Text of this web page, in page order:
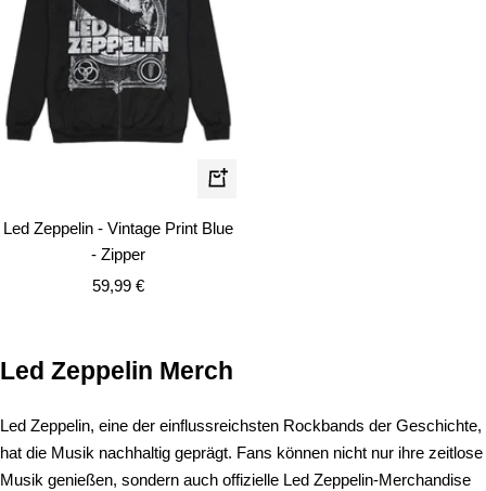
Schnellansicht
Led Zeppelin - Vintage Print Blue
- Zipper
Angebotspreis
59,99 €
Led Zeppelin Merch
Led Zeppelin, eine der einflussreichsten Rockbands der Geschichte,
hat die Musik nachhaltig geprägt. Fans können nicht nur ihre zeitlose
Musik genießen, sondern auch offizielle Led Zeppelin-Merchandise